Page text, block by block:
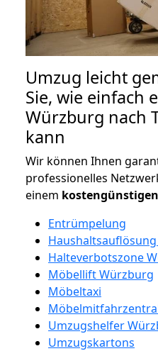
Umzug leicht
Sie, wie einfach
Würzburg nach
kann
Wir können Ihnen
professionelles
einem kostengünstigen
Entrümpelung
Halteverbotszone
Möbellift Würzburg
Möbeltaxi
Umzugshelfer
Umzugskartons